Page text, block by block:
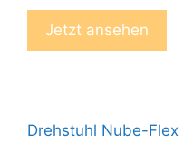
Jetzt ansehen
Drehstuhl Nube-Flex